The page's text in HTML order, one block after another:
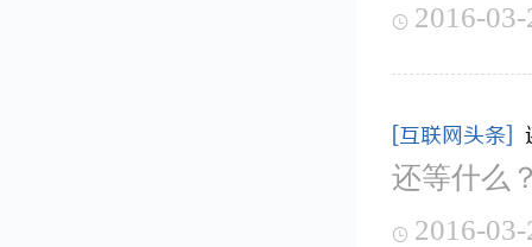
 2016-
[互联网头条]
还等什么
 2016-